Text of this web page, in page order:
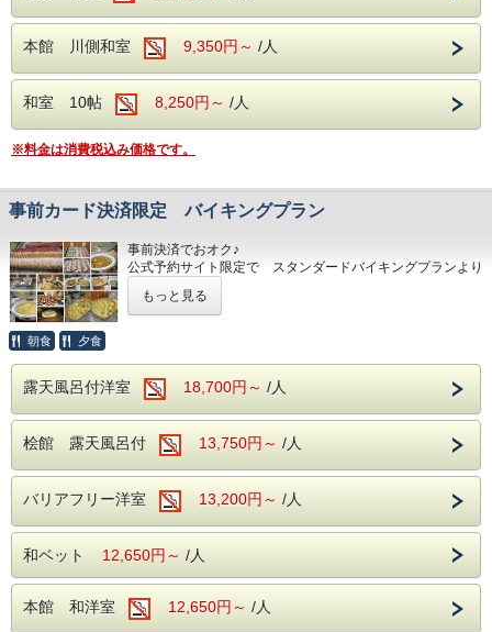
本館 川側和室 9,350円～ /人
和室 10帖 8,250円～ /人
※料金は消費税込み価格です。
事前カード決済限定 バイキングプラン
事前決済でおオク♪
公式予約サイト限定で スタンダードバイキングプランより
必ず事前に下記注意事項をご確認の上ご予約下さい
＊公式予約サイト限定でお電話での予約は承っていません
願いします。
食事は 自慢の朝夕バイキングプランです（17：30～20：
30 朝食バイキング
は7：00～9：00終了）
和洋中60種類あり各地のおいしいものフェアー開催して
います 1～4月は北海道 5月は中四国 6・7月はみちの
く 8・9月は九州・沖縄です
＜温泉＞大浴場は24時間（清掃時間は除く）
露天風呂は5時～23時
＜駐車場＞ 無料です
もっと見る
朝食 夕食
露天風呂付洋室 18,700円～ /人
桧館 露天風呂付 13,750円～ /人
バリアフリー洋室 13,200円～ /人
和ベット 12,650円～ /人
本館 和洋室 12,650円～ /人